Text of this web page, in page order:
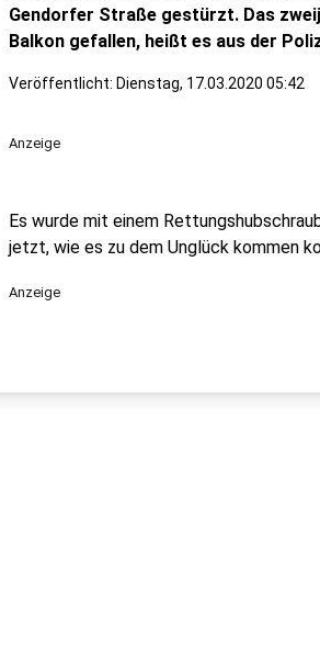
Gendorfer Straße gestürzt. Das
Balkon gefallen, heißt es aus der
Veröffentlicht: Dienstag, 17.03.2020 05:42
Anzeige
Es wurde mit einem
jetzt, wie es zu dem Unglück kommen
Anzeige